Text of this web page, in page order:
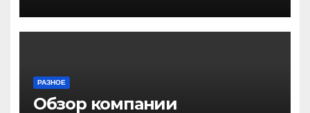
РАЗНОЕ
Обзор компании